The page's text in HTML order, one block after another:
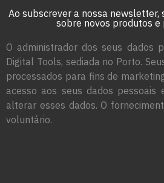
Ao subscrever a nossa newsletter,
sobre novos produtos e
O administrador dos seus dados
Digital Tools, sediada no Porto.
processados para fins de
acesso aos seus dados
alterar esses dados. O
voluntário.